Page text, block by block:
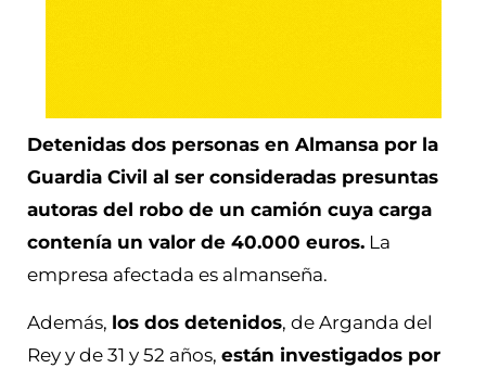
Detenidas dos personas en Almansa por la
Guardia Civil al ser consideradas presuntas
autoras del robo de un camión cuya carga
contenía un valor de 40.000 euros. La
empresa afectada es almanseña.
Además, los dos detenidos, de Arganda del
Rey y de 31 y 52 años, están investigados por